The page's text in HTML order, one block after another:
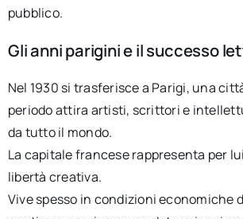
pubblico.
Gli anni parigini e il successo
Nel 1930 si trasferisce a Parigi, una
periodo attira artisti, scrittori e
da tutto il mondo.
La capitale francese rappresenta per
libertà creativa.
Vive spesso in condizioni economiche